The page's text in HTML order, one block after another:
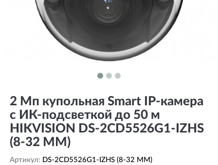
2 Мп купольная Smart IP-камера
с ИК-подсветкой до 50 м
HIKVISION DS-2CD5526G1-IZHS
(8-32 MM)
Артикул: DS-2CD5526G1-IZHS (8-32 MM)